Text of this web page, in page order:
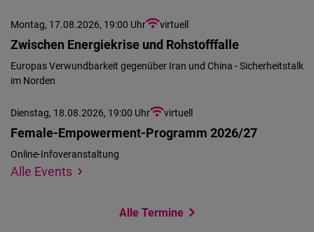
Montag, 17.08.2026, 19:00 Uhr virtuell
Zwischen Energiekrise und Rohstofffalle
Europas Verwundbarkeit gegenüber Iran und China - Sicherheitstalk
im Norden
Dienstag, 18.08.2026, 19:00 Uhr virtuell
Female-Empowerment-Programm 2026/27
Online-Infoveranstaltung
Wir
Standort
Alle Events
Alle Termine